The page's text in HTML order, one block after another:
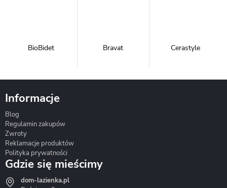
BioBidet Bravat Cerastyle
Hydrostop
Informacje
Blog
Regulamin zakupów
Zwroty
Reklamacje produktów
Polityka prywatności
Gdzie się mieścimy
dom-lazienka.pl